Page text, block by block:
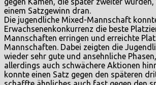
einem Satzgewinn dran.
Die jugendliche Mixed-Mannschaft
Erwachsenenkonkurrenz die beste
Mannschaften erringen und erreichte
Mannschaften. Dabei zeigten die
wieder sehr gute und ansehnliche
allerdings auch schwächere Aktionen
konnte einen Satz gegen den späteren